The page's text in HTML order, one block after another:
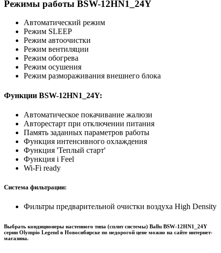
Режимы работы BSW-12HN1_24Y
Автоматический режим
Режим SLEEP
Режим автоочистки
Режим вентиляции
Режим обогрева
Режим осушения
Режим размораживания внешнего блока
Функции BSW-12HN1_24Y:
Автоматическое покачивание жалюзи
Авторестарт при отключении питания
Память заданных параметров работы
Функция интенсивного охлаждения
Функция 'Теплый старт'
Функция i Feel
Wi-Fi ready
Система фильтрации:
Фильтры предварительной очистки воздуха High Density
Выбрать кондиционеры настенного типа (сплит системы) Ballu BSW-12HN1_24Y
серии Olympio Legend в Новосибирске по недорогой цене можно на сайте интернет-
магазина.